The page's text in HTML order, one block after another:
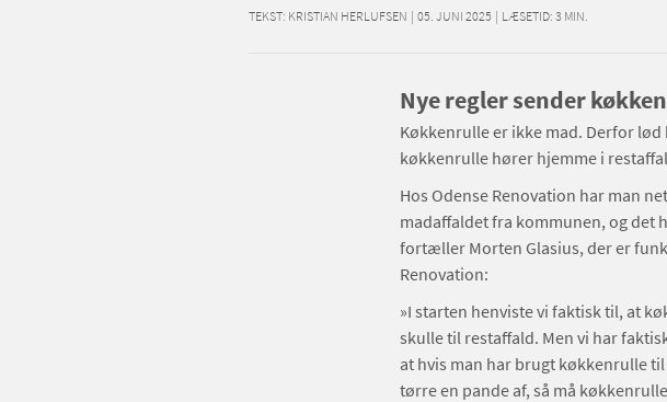
TEKST: KRISTIAN HERLUFSEN | 05. JUNI 2025 | LÆSETID: 3 MIN.
Nye regler sender
Køkkenrulle er ikke mad. Derfor
køkkenrulle hører hjemme i
Hos Odense Renovation har man
madaffaldet fra kommunen, og det
fortæller Morten Glasius, der er
Renovation:
»I starten henviste vi faktisk til, at
skulle til restaffald. Men vi har
at hvis man har brugt køkkenrulle
tørre en pande af, så må